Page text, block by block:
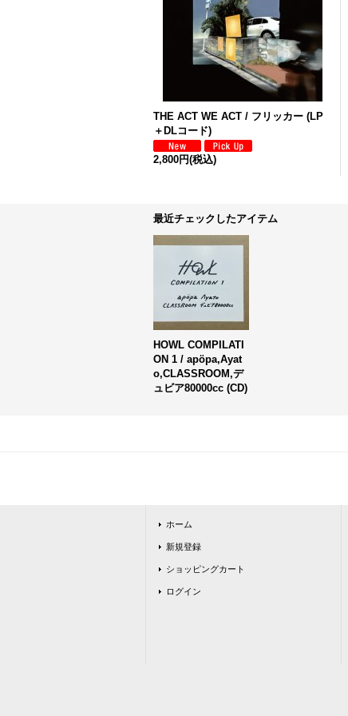
THE ACT WE ACT / フリッカー (LP
＋DLコード)
2,800円(税込)
最近チェックしたアイテム
HOWL COMPILATI
ON 1 / apöpa,Ayat
o,CLASSROOM,デ
ュビア80000cc (CD)
ホーム
新規登録
ショッピングカート
ログイン